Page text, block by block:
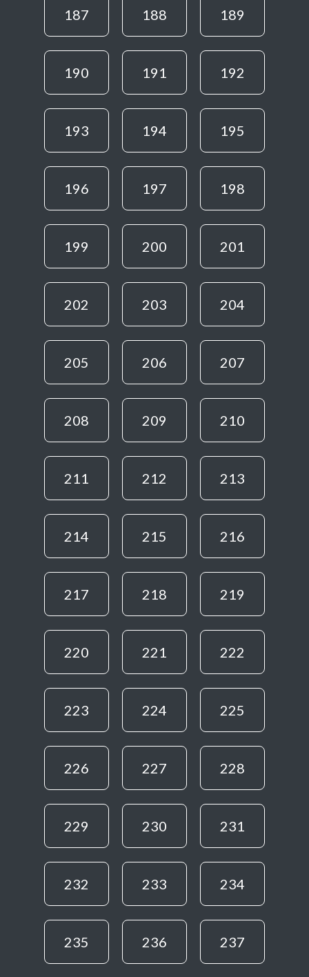
187 188 189
190 191 192
193 194 195
196 197 198
199 200 201
202 203 204
205 206 207
208 209 210
211 212 213
214 215 216
217 218 219
220 221 222
223 224 225
226 227 228
229 230 231
232 233 234
235 236 237